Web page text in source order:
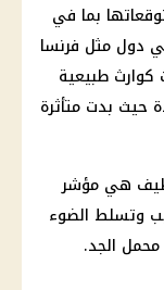
بما في
دول مثل فرنسا
كوارث طبيعية
حيث بدت متأثرة
هي مؤشر
وتسلط الضوء
الجد.